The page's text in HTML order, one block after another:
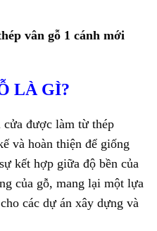
vân gỗ 1 cánh mới
LÀ GÌ?
được làm từ thép
và hoàn thiện để giống
kết hợp giữa độ bền của
của gỗ, mang lại một lựa
các dự án xây dựng và